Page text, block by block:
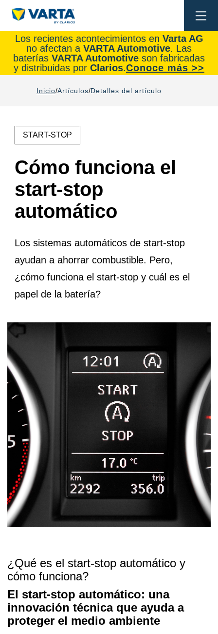
Los recientes acontecimientos en Varta AG
no afectan a VARTA Automotive. Las
baterías VARTA Automotive son fabricadas
y distribuidas por Clarios.Conoce más >>
Inicio Artículos Detalles del artículo
START-STOP
Cómo funciona el
start-stop
automático
Los sistemas automáticos de start-stop
ayudan a ahorrar combustible. Pero,
¿cómo funciona el start-stop y cuál es el
papel de la batería?
¿Qué es el start-stop automático y
cómo funciona?
El start-stop automático: una
innovación técnica que ayuda a
proteger el medio ambiente